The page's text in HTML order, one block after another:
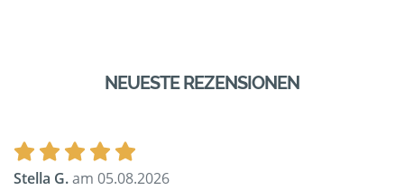
NEUESTE REZENSIONEN
Stella G.am 05.08.2026